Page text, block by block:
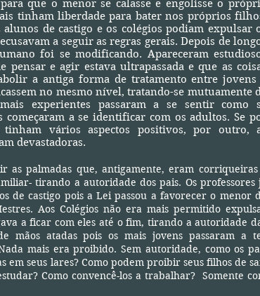
que o menor se calasse e engolisse o
tinham liberdade para bater nos próprios
de castigo e os colégios podiam expulsar
a seguir as regras gerais. Depois de
foi se modificando. Apareceram
pensar e agir estava ultrapassada e que as
a antiga forma de tratamento entre jovens
no mesmo nível, tratando-se mutuamente
experientes passaram a se sentir como
começaram a se identificar com os adultos. Se
tinham vários aspectos positivos, por outro,
devastadoras.
as palmadas que, antigamente, eram corriqueiras
tirando a autoridade dos pais. Os professores
de castigo pois a Lei passou a favorecer o menor
Aos Colégios não era mais permitido
a ficar com eles até o fim, tirando a autoridade
mãos atadas pois os mais jovens passaram a
mais era proibido. Sem autoridade, como os
em seus lares? Como podem proibir seus filhos de
Como convencê-los a trabalhar? Somente